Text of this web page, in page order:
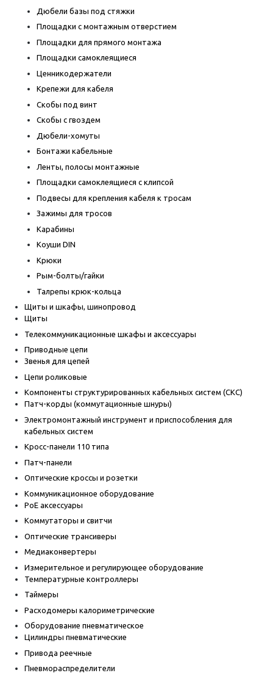
Дюбели базы под стяжки
Площадки с монтажным отверстием
Площадки для прямого монтажа
Площадки самоклеящиеся
Ценникодержатели
Крепежи для кабеля
Скобы под винт
Скобы с гвоздем
Дюбели-хомуты
Бонтажи кабельные
Ленты, полосы монтажные
Площадки самоклеящиеся с клипсой
Подвесы для крепления кабеля к тросам
Зажимы для тросов
Карабины
Коуши DIN
Крюки
Рым-болты/гайки
Талрепы крюк-кольца
Щиты и шкафы, шинопровод
Щиты
Телекоммуникационные шкафы и аксессуары
Приводные цепи
Звенья для цепей
Цепи роликовые
Компоненты структурированных кабельных систем (СКС)
Патч-корды (коммутационные шнуры)
Электромонтажный инструмент и приспособления для
кабельных систем
Кросс-панели 110 типа
Патч-панели
Оптические кроссы и розетки
Коммуникационное оборудование
PoE аксессуары
Коммутаторы и свитчи
Оптические трансиверы
Медиаконвертеры
Измерительное и регулирующее оборудование
Температурные контроллеры
Таймеры
Расходомеры калориметрические
Оборудование пневматическое
Цилиндры пневматические
Привода реечные
Пневмораспределители